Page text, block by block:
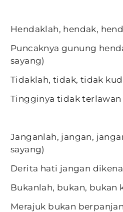
Hendaklah, hendak,
Puncaknya gunung
sayang)
Tidaklah, tidak, tidak
Tingginya tidak terlawan
Janganlah, jangan,
sayang)
Derita hati jangan
Bukanlah, bukan, bukan
Merajuk bukan